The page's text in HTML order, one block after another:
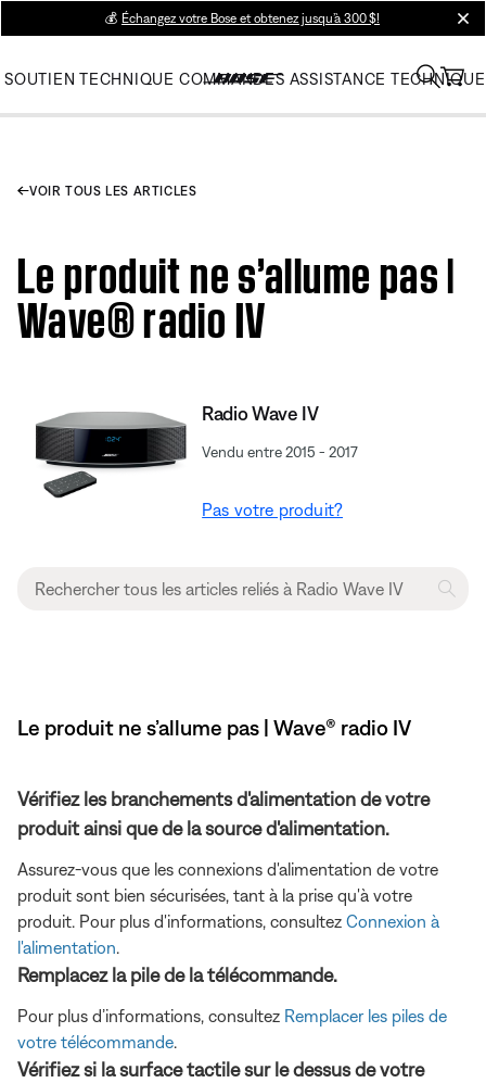
💰 Échangez votre Bose et obtenez jusqu’à 300 $!
SOUTIEN TECHNIQUE COMMANDES ASSISTANCE TECHNIQUE
VOIR TOUS LES ARTICLES
Le produit ne s’allume pas |
Wave® radio IV
Radio Wave IV
Vendu entre 2015 - 2017
Pas votre produit?
Le produit ne s’allume pas | Wave® radio IV
Vérifiez les branchements d'alimentation de votre
produit ainsi que de la source d'alimentation.
Assurez-vous que les connexions d'alimentation de votre
produit sont bien sécurisées, tant à la prise qu'à votre
produit. Pour plus d'informations, consultez Connexion à
l'alimentation.
Remplacez la pile de la télécommande.
Pour plus d’informations, consultez Remplacer les piles de
votre télécommande.
Vérifiez si la surface tactile sur le dessus de votre